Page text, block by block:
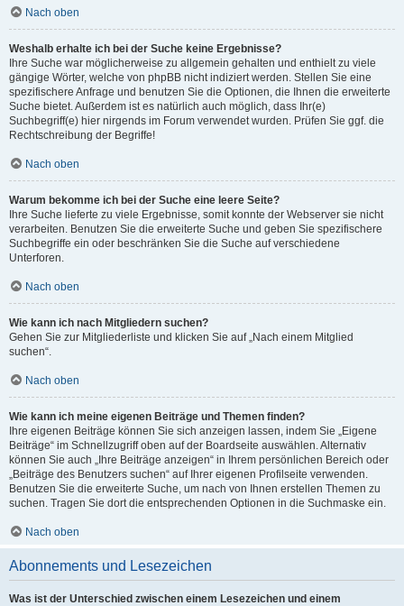
Nach oben
Weshalb erhalte ich bei der Suche keine Ergebnisse?
Ihre Suche war möglicherweise zu allgemein gehalten und enthielt zu viele
gängige Wörter, welche von phpBB nicht indiziert werden. Stellen Sie eine
spezifischere Anfrage und benutzen Sie die Optionen, die Ihnen die erweiterte
Suche bietet. Außerdem ist es natürlich auch möglich, dass Ihr(e)
Suchbegriff(e) hier nirgends im Forum verwendet wurden. Prüfen Sie ggf. die
Rechtschreibung der Begriffe!
Nach oben
Warum bekomme ich bei der Suche eine leere Seite?
Ihre Suche lieferte zu viele Ergebnisse, somit konnte der Webserver sie nicht
verarbeiten. Benutzen Sie die erweiterte Suche und geben Sie spezifischere
Suchbegriffe ein oder beschränken Sie die Suche auf verschiedene
Unterforen.
Nach oben
Wie kann ich nach Mitgliedern suchen?
Gehen Sie zur Mitgliederliste und klicken Sie auf „Nach einem Mitglied
suchen“.
Nach oben
Wie kann ich meine eigenen Beiträge und Themen finden?
Ihre eigenen Beiträge können Sie sich anzeigen lassen, indem Sie „Eigene
Beiträge“ im Schnellzugriff oben auf der Boardseite auswählen. Alternativ
können Sie auch „Ihre Beiträge anzeigen“ in Ihrem persönlichen Bereich oder
„Beiträge des Benutzers suchen“ auf Ihrer eigenen Profilseite verwenden.
Benutzen Sie die erweiterte Suche, um nach von Ihnen erstellen Themen zu
suchen. Tragen Sie dort die entsprechenden Optionen in die Suchmaske ein.
Nach oben
Abonnements und Lesezeichen
Was ist der Unterschied zwischen einem Lesezeichen und einem